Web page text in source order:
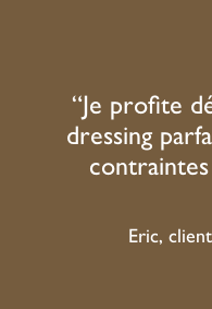
“Je profite
dressing
Eric,